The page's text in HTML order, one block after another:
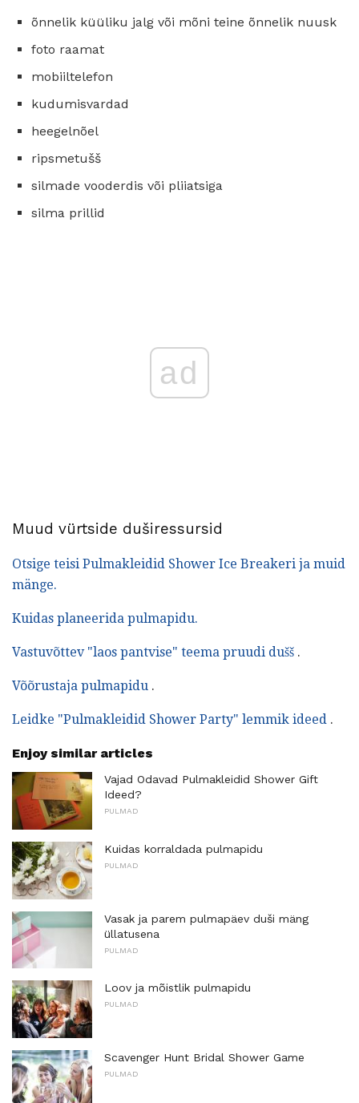
õnnelik küüliku jalg või mõni teine ​​õnnelik nuusk
foto raamat
mobiiltelefon
kudumisvardad
heegelnõel
ripsmetušš
silmade vooderdis või pliiatsiga
silma prillid
ad
Muud vürtside duširessursid
Otsige teisi Pulmakleidid Shower Ice Breakeri ja muid
mänge.
Kuidas planeerida pulmapidu.
Vastuvõttev "laos pantvise" teema pruudi dušš .
Võõrustaja pulmapidu .
Leidke "Pulmakleidid Shower Party" lemmik ideed .
Enjoy similar articles
Vajad Odavad Pulmakleidid Shower Gift
Ideed?
PULMAD
Kuidas korraldada pulmapidu
PULMAD
Vasak ja parem pulmapäev duši mäng
üllatusena
PULMAD
Loov ja mõistlik pulmapidu
PULMAD
Scavenger Hunt Bridal Shower Game
PULMAD